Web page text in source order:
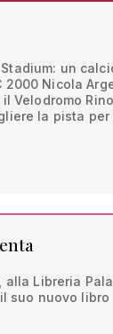
un
2000 Nicola
Velodromo
la pista
Libreria
suo nuovo libro